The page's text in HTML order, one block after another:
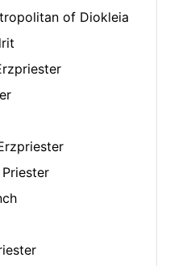
of Diokleia